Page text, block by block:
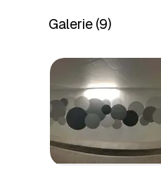
Auf folgende Punkte
Qualität
Fachlich
Innovative
Galerie (9)